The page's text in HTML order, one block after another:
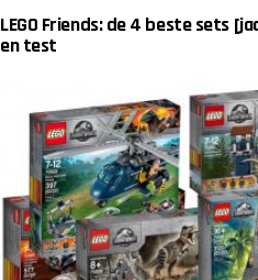
LEGO Friends: de 4 beste sets
en test